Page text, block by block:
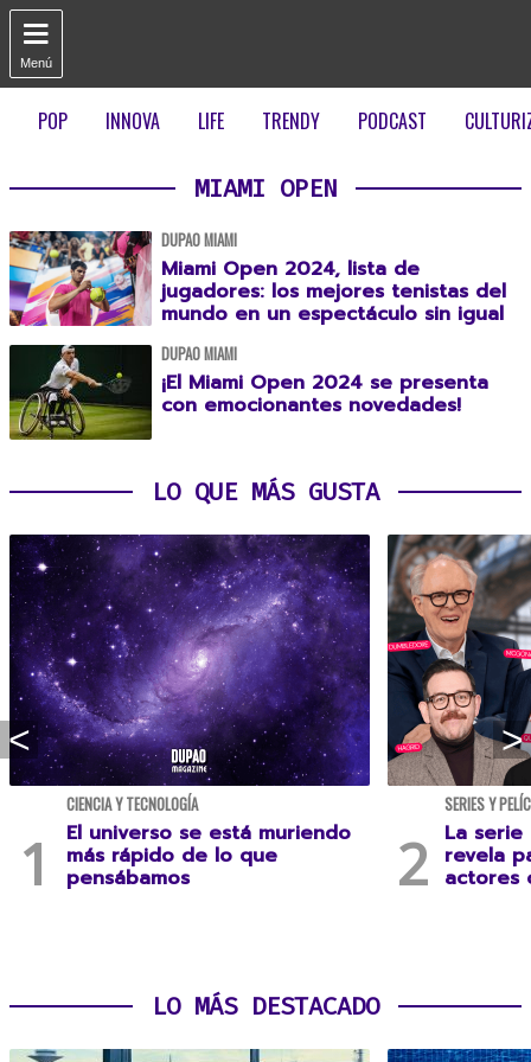

Menú
POP INNOVA LIFE TRENDY PODCAST
MIAMI OPEN
DUPAO MIAMI
Miami Open 2024, lista de
jugadores: los mejores tenistas del
mundo en un espectáculo sin igual
DUPAO MIAMI
¡El Miami Open 2024 se presenta
con emocionantes novedades!
LO QUE MÁS GUSTA
CIENCIA Y TECNOLOGÍA
El universo se está muriendo
más rápido de lo que
pensábamos
SERIES Y
La
revela
actores
LO MÁS DESTACADO